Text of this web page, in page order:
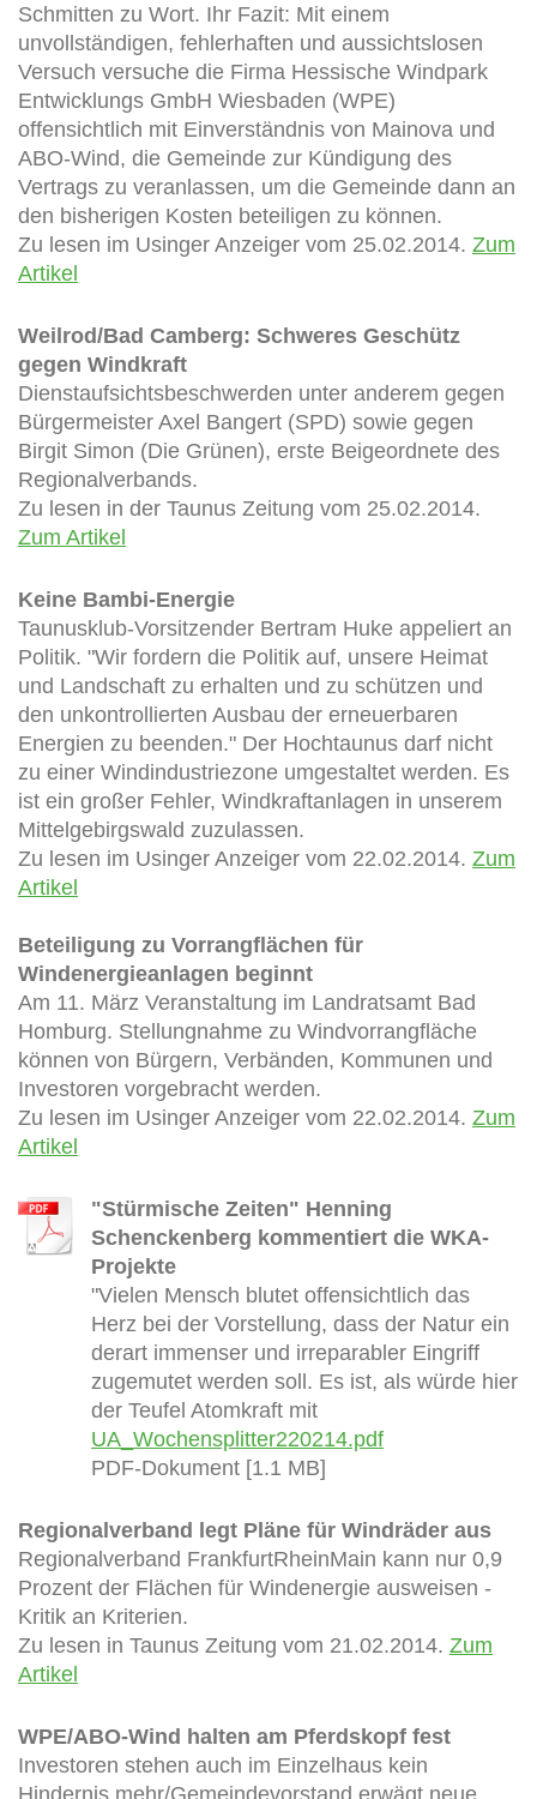
Schmitten zu Wort. Ihr Fazit: Mit einem
unvollständigen, fehlerhaften und aussichtslosen
Versuch versuche die Firma Hessische Windpark
Entwicklungs GmbH Wiesbaden (WPE)
offensichtlich mit Einverständnis von Mainova und
ABO-Wind, die Gemeinde zur Kündigung des
Vertrags zu veranlassen, um die Gemeinde dann an
den bisherigen Kosten beteiligen zu können.
Zu lesen im Usinger Anzeiger vom 25.02.2014. Zum
Artikel
Weilrod/Bad Camberg: Schweres Geschütz
gegen Windkraft
Dienstaufsichtsbeschwerden unter anderem gegen
Bürgermeister Axel Bangert (SPD) sowie gegen
Birgit Simon (Die Grünen), erste Beigeordnete des
Regionalverbands.
Zu lesen in der Taunus Zeitung vom 25.02.2014.
Zum Artikel
Keine Bambi-Energie
Taunusklub-Vorsitzender Bertram Huke appeliert an
Politik. "Wir fordern die Politik auf, unsere Heimat
und Landschaft zu erhalten und zu schützen und
den unkontrollierten Ausbau der erneuerbaren
Energien zu beenden." Der Hochtaunus darf nicht
zu einer Windindustriezone umgestaltet werden. Es
ist ein großer Fehler, Windkraftanlagen in unserem
Mittelgebirgswald zuzulassen.
Zu lesen im Usinger Anzeiger vom 22.02.2014. Zum
Artikel
Beteiligung zu Vorrangflächen für
Windenergieanlagen beginnt
Am 11. März Veranstaltung im Landratsamt Bad
Homburg. Stellungnahme zu Windvorrangfläche
können von Bürgern, Verbänden, Kommunen und
Investoren vorgebracht werden.
Zu lesen im Usinger Anzeiger vom 22.02.2014. Zum
Artikel
"Stürmische Zeiten" Henning
Schenckenberg kommentiert die WKA-
Projekte
"Vielen Mensch blutet offensichtlich das
Herz bei der Vorstellung, dass der Natur ein
derart immenser und irreparabler Eingriff
zugemutet werden soll. Es ist, als würde hier
der Teufel Atomkraft mit
UA_Wochensplitter220214.pdf
PDF-Dokument [1.1 MB]
Regionalverband legt Pläne für Windräder aus
Regionalverband FrankfurtRheinMain kann nur 0,9
Prozent der Flächen für Windenergie ausweisen -
Kritik an Kriterien.
Zu lesen in Taunus Zeitung vom 21.02.2014. Zum
Artikel
WPE/ABO-Wind halten am Pferdskopf fest
Investoren stehen auch im Einzelhaus kein
Hindernis mehr/Gemeindevorstand erwägt neue